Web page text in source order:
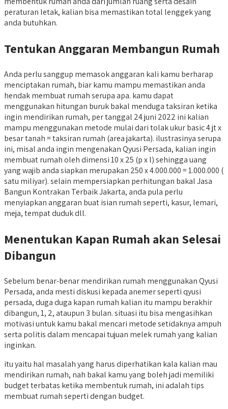
peraturan letak, kalian bisa memastikan total lenggek yang
anda butuhkan.
Tentukan Anggaran Membangun Rumah
Anda perlu sanggup memasok anggaran kali kamu berharap
menciptakan rumah, biar kamu mampu memastikan anda
hendak membuat rumah serupa apa. kamu dapat
menggunakan hitungan buruk bakal menduga taksiran ketika
ingin mendirikan rumah, per tanggal 24 juni 2022 ini kalian
mampu menggunakan metode mulai dari tolak ukur basic 4 jt x
besar tanah = taksiran rumah (area jakarta). ilustrasinya serupa
ini, misal anda ingin mengenakan Qyusi Persada, kalian ingin
membuat rumah oleh dimensi 10 x 25 (p x l) sehingga uang
yang wajib anda siapkan merupakan 250 x 4.000.000 = 1.000.000 (
satu miliyar). selain mempersiapkan perhitungan bakal Jasa
Bangun Kontrakan Terbaik Jakarta, anda pula perlu
menyiapkan anggaran buat isian rumah seperti, kasur, lemari,
meja, tempat duduk dll.
Menentukan Kapan Rumah akan Selesai
Dibangun
Sebelum benar-benar mendirikan rumah menggunakan Qyusi
Persada, anda mesti diskusi kepada anemer seperti qyusi
persada, duga duga kapan rumah kalian itu mampu berakhir
dibangun, 1, 2, ataupun 3 bulan. situasi itu bisa mengasihkan
motivasi untuk kamu bakal mencari metode setidaknya ampuh
serta politis dalam mencapai tujuan melek rumah yang kalian
inginkan.
itu yaitu hal masalah yang harus diperhatikan kala kalian mau
mendirikan rumah, nah bakal kamu yang boleh jadi memiliki
budget terbatas ketika membentuk rumah, ini adalah tips
membuat rumah seperti dengan budget.